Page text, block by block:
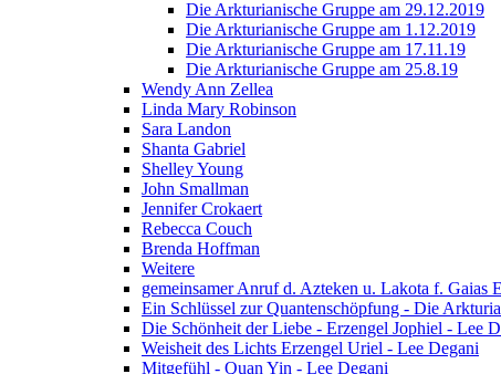
Die Arkturianische Gruppe am 29.12.2019
Die Arkturianische Gruppe am 1.12.2019
Die Arkturianische Gruppe am 17.11.19
Die Arkturianische Gruppe am 25.8.19
Wendy Ann Zellea
Linda Mary Robinson
Sara Landon
Shanta Gabriel
Shelley Young
John Smallman
Jennifer Crokaert
Rebecca Couch
Brenda Hoffman
Weitere
gemeinsamer Anruf d. Azteken u. Lakota f. Gaias
Ein Schlüssel zur Quantenschöpfung - Die
Die Schönheit der Liebe - Erzengel Jophiel - Lee
Weisheit des Lichts Erzengel Uriel - Lee Degani
Mitgefühl - Quan Yin - Lee Degani